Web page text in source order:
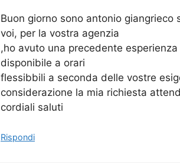
Buon giorno sono antonio giangrieco
voi, per la vostra agenzia
,ho avuto una precedente
disponibile a orari
flessibbili a seconda delle vostre
considerazione la mia richiesta
cordiali saluti
Rispondi